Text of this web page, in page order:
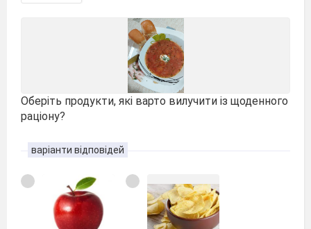
Оберіть продукти, які варто вилучити із щоденного
раціону?
варіанти відповідей